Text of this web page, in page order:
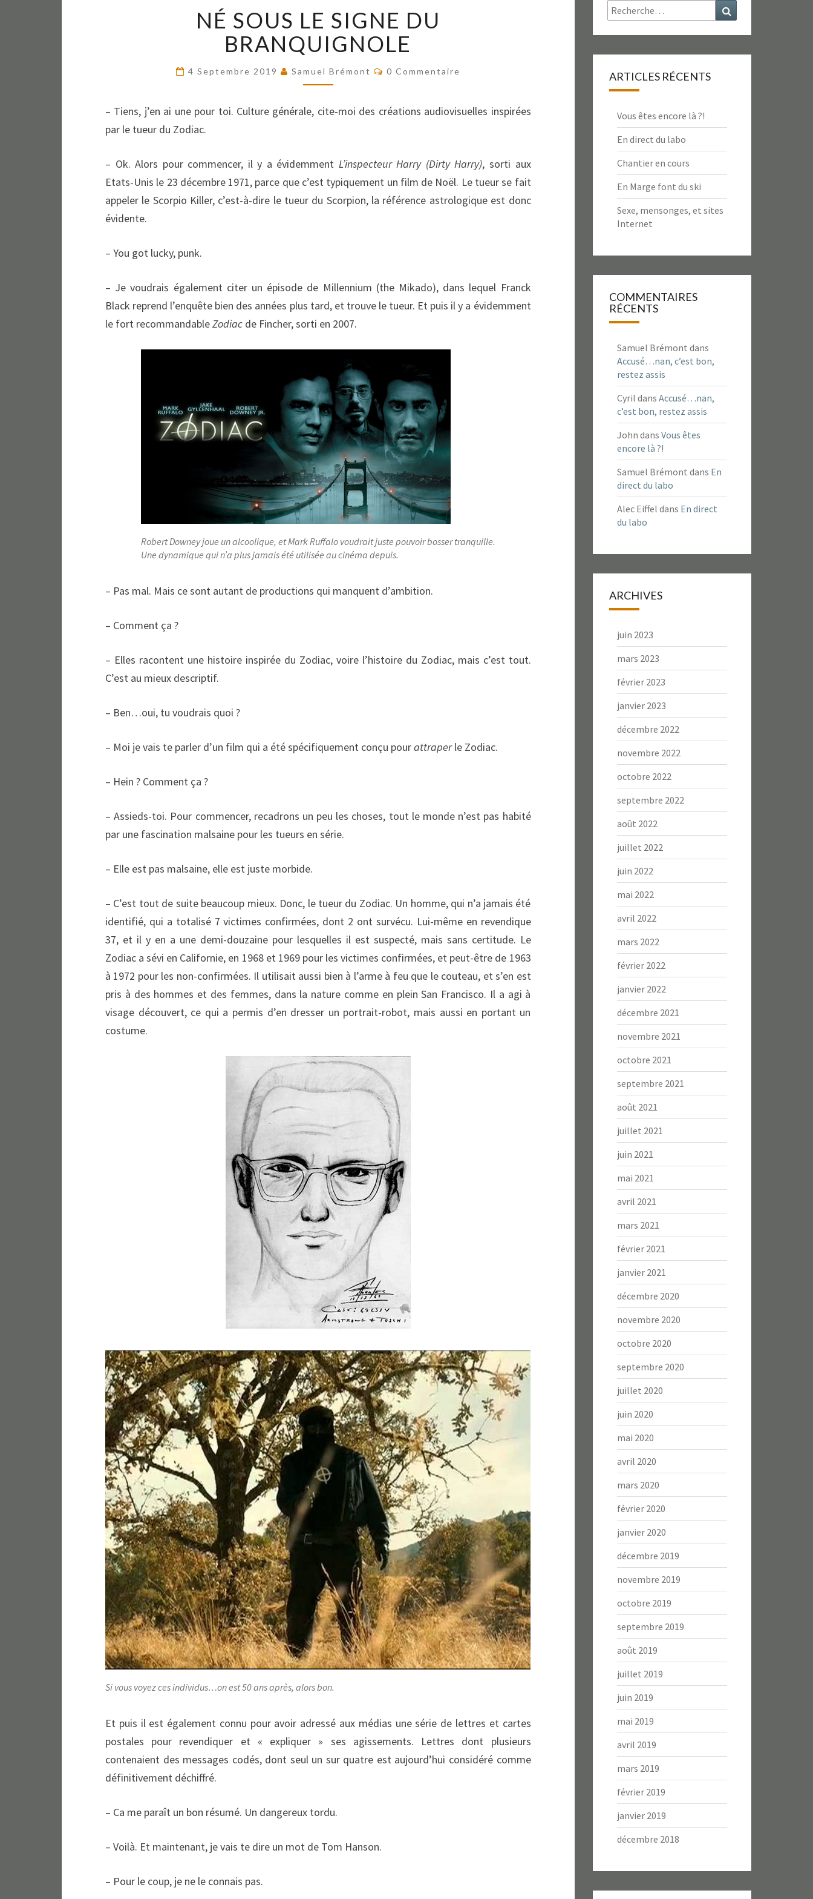
SOUS
LE
SIGNE
BRANQUIGNOLE
NÉ SOUS LE SIGNE DU
BRANQUIGNOLE
4 Septembre 2019 Samuel Brémont Commentaires
0 Commentaire
– Tiens, j’en ai une pour toi. Culture générale, cite-moi des créations audiovisuelles inspirées
par le tueur du Zodiac.
– Ok. Alors pour commencer, il y a évidemment L’inspecteur Harry (Dirty Harry), sorti aux
Etats-Unis le 23 décembre 1971, parce que c’est typiquement un film de Noël. Le tueur se fait
appeler le Scorpio Killer, c’est-à-dire le tueur du Scorpion, la référence astrologique est donc
évidente.
– You got lucky, punk.
– Je voudrais également citer un épisode de Millennium (the Mikado), dans lequel Franck
Black reprend l’enquête bien des années plus tard, et trouve le tueur. Et puis il y a évidemment
le fort recommandableZodiac de Fincher, sorti en 2007.
Robert Downey joue un alcoolique, et Mark Ruffalo voudrait juste pouvoir bosser tranquille.
Une dynamique qui n’a plus jamais été utilisée au cinéma depuis.
– Pas mal. Mais ce sont autant de productions qui manquent d’ambition.
– Comment ça ?
– Elles racontent une histoire inspirée du Zodiac, voire l’histoire du Zodiac, mais c’est tout.
C’est au mieux descriptif.
– Ben…oui, tu voudrais quoi ?
– Moi je vais te parler d’un film qui a été spécifiquement conçu pourattraperle Zodiac.
– Hein ? Comment ça ?
– Assieds-toi. Pour commencer, recadrons un peu les choses, tout le monde n’est pas habité
par une fascination malsaine pour les tueurs en série.
– Elle est pas malsaine, elle est juste morbide.
– C’est tout de suite beaucoup mieux. Donc, le tueur du Zodiac. Un homme, qui n’a jamais été
identifié, qui a totalisé 7 victimes confirmées, dont 2 ont survécu. Lui-même en revendique
37, et il y en a une demi-douzaine pour lesquelles il est suspecté, mais sans certitude. Le
Zodiac a sévi en Californie, en 1968 et 1969 pour les victimes confirmées, et peut-être de 1963
à 1972 pour les non-confirmées. Il utilisait aussi bien à l’arme à feu que le couteau, et s’en est
pris à des hommes et des femmes, dans la nature comme en plein San Francisco. Il a agi à
visage découvert, ce qui a permis d’en dresser un portrait-robot, mais aussi en portant un
costume.
Si vous voyez ces individus…on est 50 ans après, alors bon.
Et puis il est également connu pour avoir adressé aux médias une série de lettres et cartes
postales pour revendiquer et « expliquer » ses agissements. Lettres dont plusieurs
contenaient des messages codés, dont seul un sur quatre est aujourd’hui considéré comme
définitivement déchiffré.
– Ca me paraît un bon résumé. Un dangereux tordu.
– Voilà. Et maintenant, je vais te dire un mot de Tom Hanson.
– Pour le coup, je ne le connais pas.
Rechercher :
ARTICLES RÉCENTS
Vous êtes encore là ?!
En direct du labo
Chantier en cours
En Marge font du ski
Sexe, mensonges, et sites
Internet
COMMENTAIRES
RÉCENTS
Samuel Brémont dans
Accusé…nan, c’est bon,
restez assis
Cyril dans Accusé…nan,
c’est bon, restez assis
John dans Vous êtes
encore là ?!
Samuel Brémont dans En
direct du labo
Alec Eiffel dans En direct
du labo
ARCHIVES
juin 2023
mars 2023
février 2023
janvier 2023
décembre 2022
novembre 2022
octobre 2022
septembre 2022
août 2022
juillet 2022
juin 2022
mai 2022
avril 2022
mars 2022
février 2022
janvier 2022
décembre 2021
novembre 2021
octobre 2021
septembre 2021
août 2021
juillet 2021
juin 2021
mai 2021
avril 2021
mars 2021
février 2021
janvier 2021
décembre 2020
novembre 2020
octobre 2020
septembre 2020
juillet 2020
juin 2020
mai 2020
avril 2020
mars 2020
février 2020
janvier 2020
décembre 2019
novembre 2019
octobre 2019
septembre 2019
août 2019
juillet 2019
juin 2019
mai 2019
avril 2019
mars 2019
février 2019
janvier 2019
décembre 2018